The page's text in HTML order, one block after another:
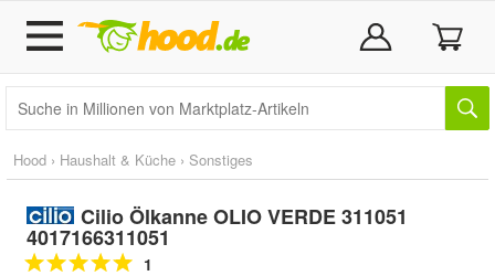
Hood › Haushalt & Küche › Sonstiges
Cilio Ölkanne OLIO VERDE 311051
4017166311051
1